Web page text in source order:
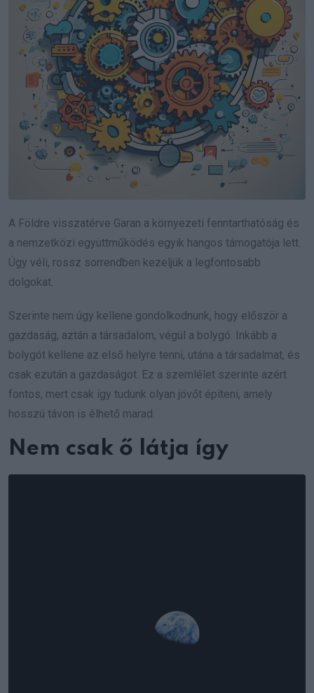
A Földre visszatérve Garan a környezeti fenntarthatóság és
a nemzetközi együttműködés egyik hangos támogatója lett.
Úgy véli, rossz sorrendben kezeljük a legfontosabb
dolgokat.
Szerinte nem úgy kellene gondolkodnunk, hogy először a
gazdaság, aztán a társadalom, végül a bolygó. Inkább a
bolygót kellene az első helyre tenni, utána a társadalmat, és
csak ezután a gazdaságot. Ez a szemlélet szerinte azért
fontos, mert csak így tudunk olyan jövőt építeni, amely
hosszú távon is élhető marad.
Nem csak ő látja így